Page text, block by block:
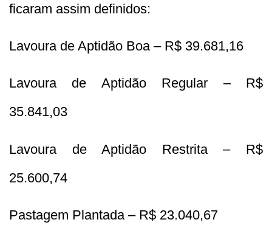
ficaram assim definidos:
Lavoura de Aptidão Boa – R$ 39.681,16
Lavoura de Aptidão Regular – R$
35.841,03
Lavoura de Aptidão Restrita – R$
25.600,74
Pastagem Plantada – R$ 23.040,67